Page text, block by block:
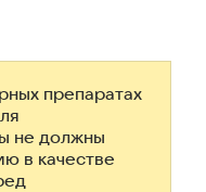
препаратах
не должны
в качестве